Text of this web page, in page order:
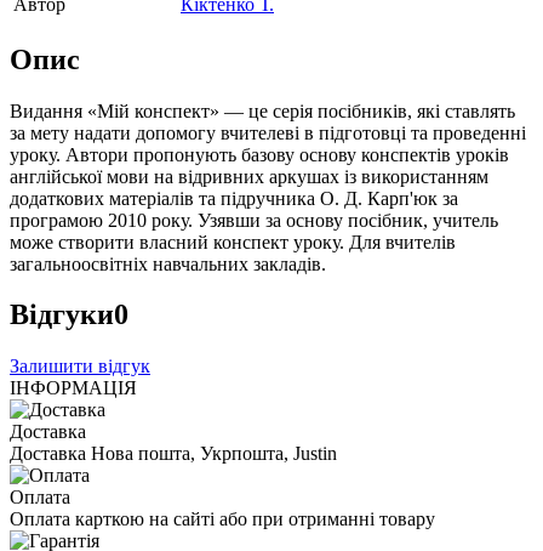
Опис
Видання «Мій конспект» — це серія посібників, які ставлять
за мету надати допомогу вчителеві в підготовці та проведенні
уроку. Автори пропонують базову основу конспектів уроків
англійської мови на відривних аркушах із використанням
додаткових матеріалів та підручника О. Д. Карп'юк за
програмою 2010 року. Узявши за основу посібник, учитель
може створити власний конспект уроку. Для вчителів
загальноосвітніх навчальних закладів.
Відгуки0
Залишити відгук
ІНФОРМАЦІЯ
Доставка
Доставка Нова пошта, Укрпошта, Justin
Оплата
Оплата карткою на сайті або при отриманні товару